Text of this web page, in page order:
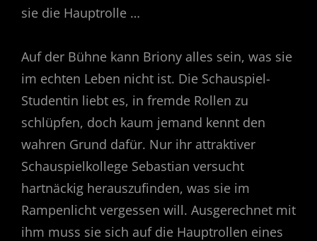
sie die Hauptrolle …
Auf der Bühne kann Briony alles sein, was sie
im echten Leben nicht ist. Die Schauspiel-
Studentin liebt es, in fremde Rollen zu
schlüpfen, doch kaum jemand kennt den
wahren Grund dafür. Nur ihr attraktiver
Schauspielkollege Sebastian versucht
hartnäckig herauszufinden, was sie im
Rampenlicht vergessen will. Ausgerechnet mit
ihm muss sie sich auf die Hauptrollen eines